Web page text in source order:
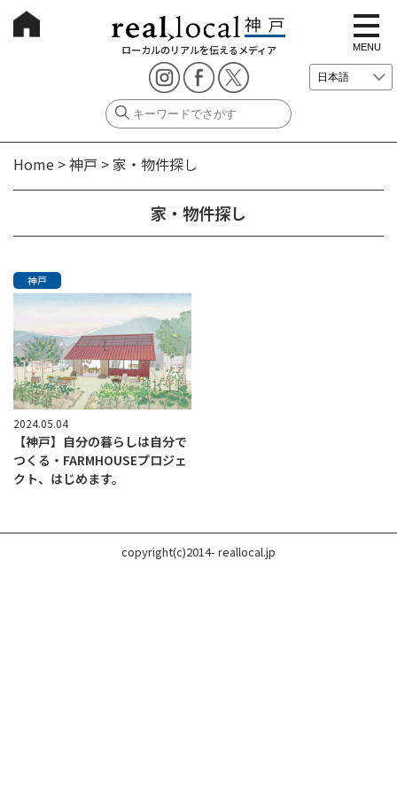
ローカルのリアルを伝えるメディア
t
o
g
g
e
i
i
MENU
Home >神戸 >家・物件探し
家・物件探し
神戸
2024.05.04
【神戸】自分の暮らしは自分で
つくる・FARMHOUSEプロジェ
クト、はじめます。
copyright(c)2014- reallocal.jp